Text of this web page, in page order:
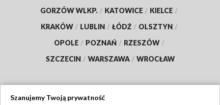
GORZÓW WLKP. / KATOWICE / KIELCE /
KRAKÓW / LUBLIN / ŁÓDŹ / OLSZTYN /
OPOLE / POZNAŃ / RZESZÓW /
SZCZECIN / WARSZAWA / WROCŁAW
Szanujemy Twoją prywatność